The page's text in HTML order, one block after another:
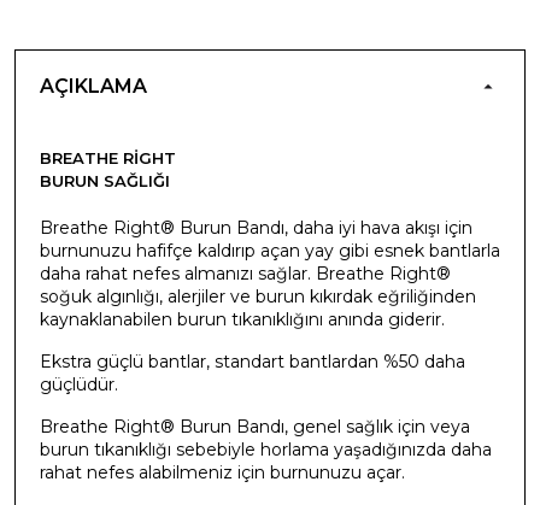
AÇIKLAMA
BREATHE RIGHT
BURUN SAĞLIĞI
Breathe Right® Burun Bandı, daha iyi hava akışı için
burnunuzu hafifçe kaldırıp açan yay gibi esnek bantlarla
daha rahat nefes almanızı sağlar. Breathe Right®
soğuk algınlığı, alerjiler ve burun kıkırdak eğriliğinden
kaynaklanabilen burun tıkanıklığını anında giderir.
Ekstra güçlü bantlar, standart bantlardan %50 daha
güçlüdür.
Breathe Right® Burun Bandı, genel sağlık için veya
burun tıkanıklığı sebebiyle horlama yaşadığınızda daha
rahat nefes alabilmeniz için burnunuzu açar.